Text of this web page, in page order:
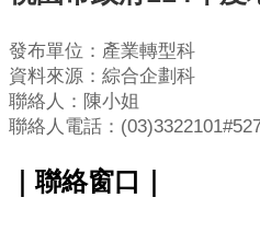
發布單位：產業轉型科
資料來源：綜合企劃科
聯絡人：陳小姐
聯絡人電話：
｜聯絡窗口｜